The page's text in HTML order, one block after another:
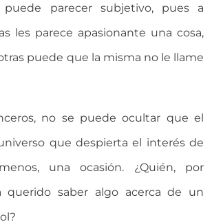
puede parecer subjetivo, pues a
les parece apasionante una cosa,
puede que la misma no le llame
no se puede ocultar que el
que despierta el interés de
una ocasión. ¿Quién, por
querido saber algo acerca de un